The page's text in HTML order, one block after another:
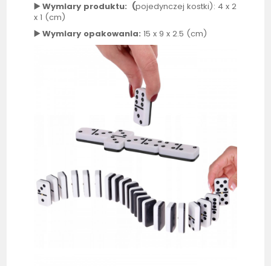
▶️ Wymiary produktu: (pojedynczej kostki): 4 x 2
x 1 (cm)
▶️ Wymiary opakowania:15 x 9 x 2.5 (cm)